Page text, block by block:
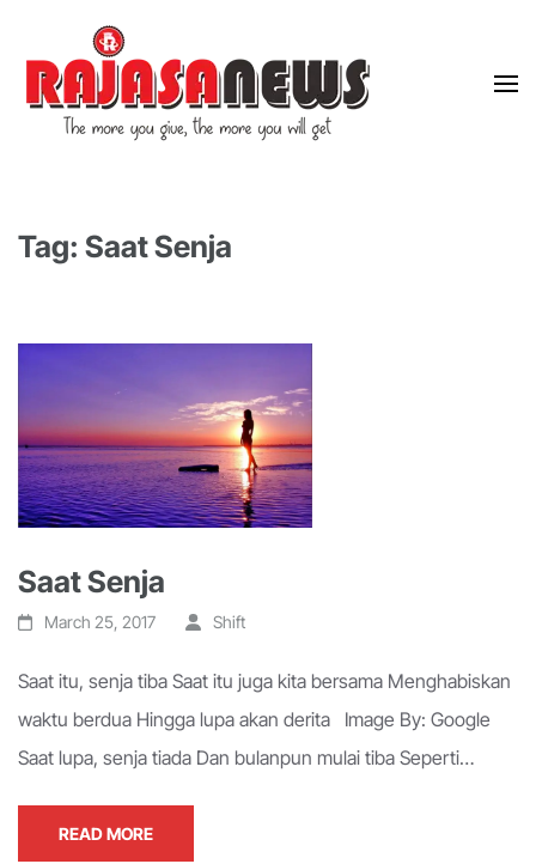
Tag: Saat Senja
Saat Senja
March 25, 2017 Shift
Saat itu, senja tiba Saat itu juga kita bersama Menghabiskan
waktu berdua Hingga lupa akan derita Image By: Google
Saat lupa, senja tiada Dan bulanpun mulai tiba Seperti…
READ MORE